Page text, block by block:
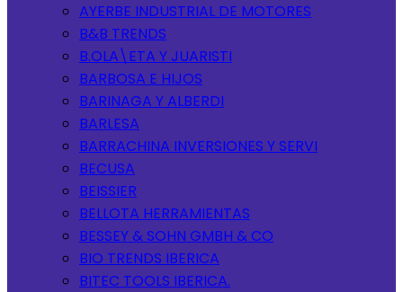
AYERBE INDUSTRIAL DE MOTORES
B&B TRENDS
B.OLA\ETA Y JUARISTI
BARBOSA E HIJOS
BARINAGA Y ALBERDI
BARLESA
BARRACHINA INVERSIONES Y SERVI
BECUSA
BEISSIER
BELLOTA HERRAMIENTAS
BESSEY & SOHN GMBH & CO
BIO TRENDS IBERICA
BITEC TOOLS IBERICA.